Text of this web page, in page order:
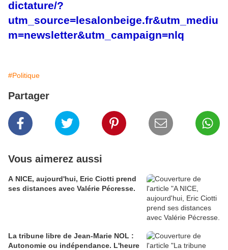
dictature/?
utm_source=lesalonbeige.fr&utm_mediu
m=newsletter&utm_campaign=nlq
#Politique
Partager
Vous aimerez aussi
A NICE, aujourd'hui, Eric Ciotti prend
ses distances avec Valérie Pécresse.
La tribune libre de Jean-Marie NOL :
Autonomie ou indépendance. L'heure